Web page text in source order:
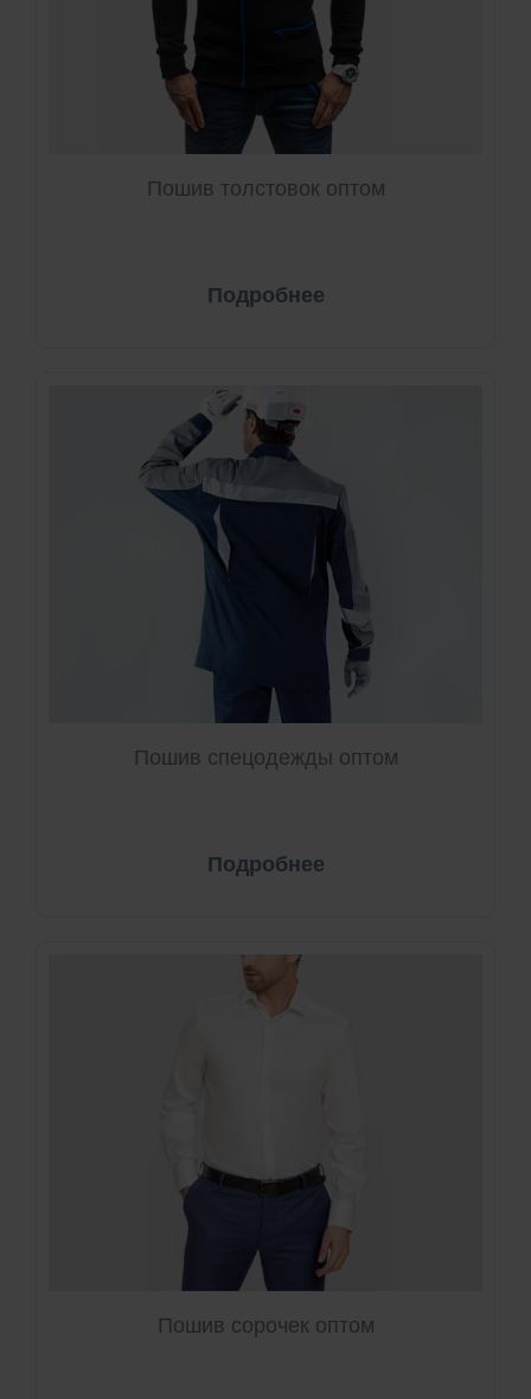
Пошив толстовок оптом
Подробнее
Пошив спецодежды оптом
Подробнее
Пошив сорочек оптом